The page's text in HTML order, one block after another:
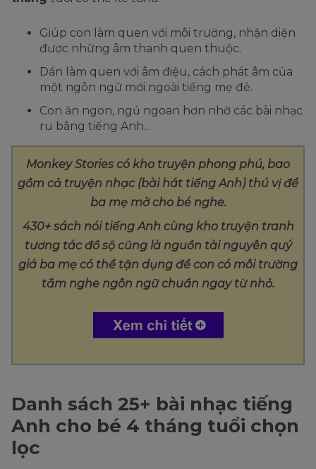
Giúp con làm quen với môi trường, nhận diện
được những âm thanh quen thuộc.
Dần làm quen với âm điệu, cách phát âm của
một ngôn ngữ mới ngoài tiếng mẹ đẻ.
Con ăn ngon, ngủ ngoan hơn nhờ các bài nhạc
ru bằng tiếng Anh...
Monkey Stories có kho truyện phong phú, bao
gồm cả truyện nhạc (bài hát tiếng Anh) thú vị để
ba mẹ mở cho bé nghe.
430+ sách nói tiếng Anh cùng kho truyện tranh
tương tác đồ sộ cũng là nguồn tài nguyên quý
giá ba mẹ có thể tận dụng để con có môi trường
tắm nghe ngôn ngữ chuẩn ngay từ nhỏ.
Danh sách 25+ bài nhạc tiếng
Anh cho bé 4 tháng tuổi chọn
lọc